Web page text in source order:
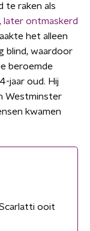
te raken als
later ontmaskerd
het alleen
blind, waardoor
beroemde
jaar oud. Hij
Westminster
kwamen
ooit